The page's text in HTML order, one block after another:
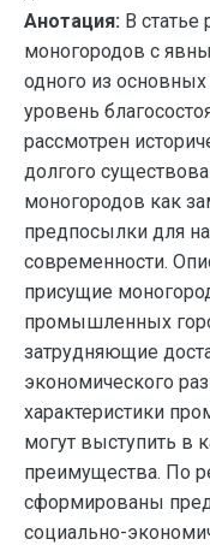
Анотация: В статье
моногородов с
одного из
уровень
рассмотрен
долгого
моногородов как
предпосылки для
современности.
присущие
промышленных
затрудняющие
экономического
характеристики
могут выступить в
преимущества. По
сформированы
социально-